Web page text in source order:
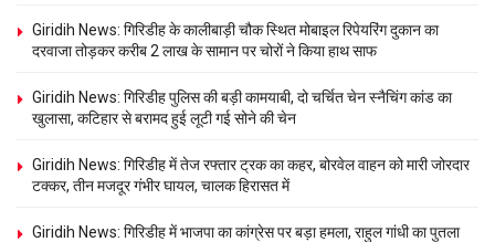
Giridih News: गिरिडीह के कालीबाड़ी चौक स्थित मोबाइल रिपेयरिंग दुकान का
दरवाजा तोड़कर करीब 2 लाख के सामान पर चोरों ने किया हाथ साफ
Giridih News: गिरिडीह पुलिस की बड़ी कामयाबी, दो चर्चित चेन स्नैचिंग कांड का
खुलासा, कटिहार से बरामद हुई लूटी गई सोने की चेन
Giridih News: गिरिडीह में तेज रफ्तार ट्रक का कहर, बोरवेल वाहन को मारी जोरदार
टक्कर, तीन मजदूर गंभीर घायल, चालक हिरासत में
Giridih News: गिरिडीह में भाजपा का कांग्रेस पर बड़ा हमला, राहुल गांधी का पुतला